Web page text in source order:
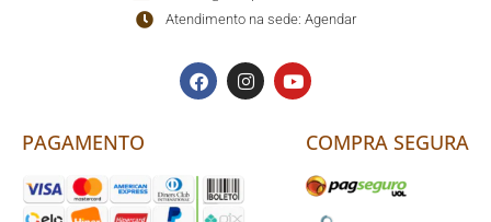
Atendimento na sede: Agendar
PAGAMENTO COMPRA SEGURA